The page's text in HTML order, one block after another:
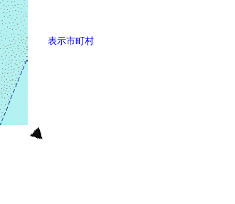
表示市町村